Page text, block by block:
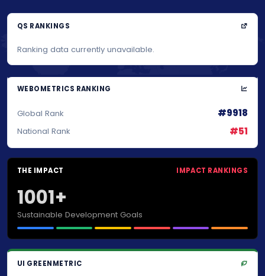
QS RANKINGS
Ranking data currently unavailable.
WEBOMETRICS RANKING
Global Rank #9918
National Rank #51
THE IMPACT IMPACT RANKINGS
1001+
Sustainable Development Goals
UI GREENMETRIC